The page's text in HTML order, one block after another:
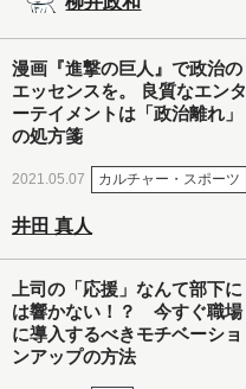
漫画『進撃の巨人』で政治の
エッセンスを。 良質なエンタ
ーテイメントは「政治離れ」
の処方箋
2021.05.07 カルチャー・スポーツ
井田 真人
上司の「応援」なんて部下に
は響かない！？ 今すぐ職場
に導入するべきモチベーショ
ンアップの方法